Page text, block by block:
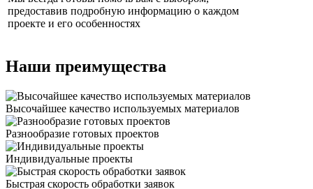
предоставив подробную информацию о каждом
проекте и его особенностях
Наши преимущества
Высочайшее качество используемых материалов
Разнообразие готовых проектов
Индивидуальные проекты
Быстрая скорость обработки заявок